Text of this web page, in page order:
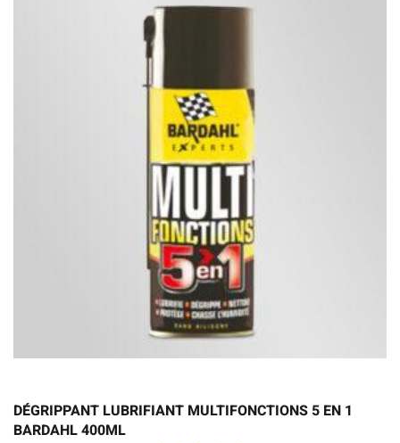
DÉGRIPPANT LUBRIFIANT MULTIFONCTIONS 5 EN 1
BARDAHL 400ML